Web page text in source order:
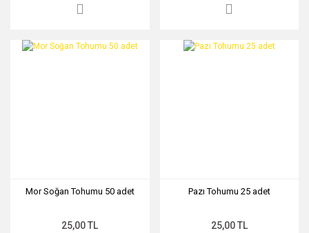
Mor Soğan Tohumu 50 adet
25,00 TL
Pazı Tohumu 25 adet
25,00 TL